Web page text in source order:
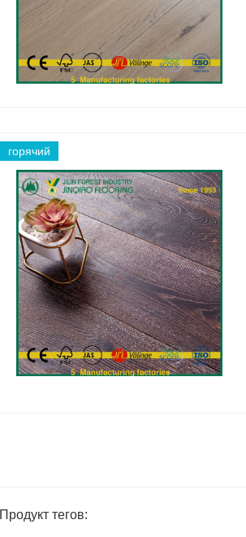
горячий
Продукт тегов: